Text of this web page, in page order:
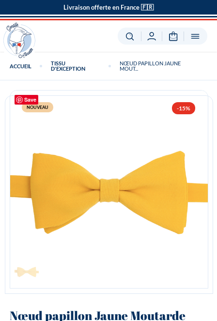
Livraison offerte en France 🇫🇷
ACCUEIL
TISSU
D'EXCEPTION
NŒUD PAPILLON JAUNE
MOUT...
Save
-15%
NOUVEAU
Nœud papillon Jaune Moutarde